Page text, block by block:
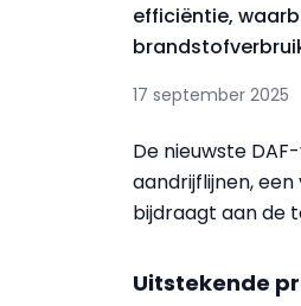
efficiëntie,
17 september 2025
De nieuwste
aandrijflijnen,
bijdraagt aan de
Uitstekende